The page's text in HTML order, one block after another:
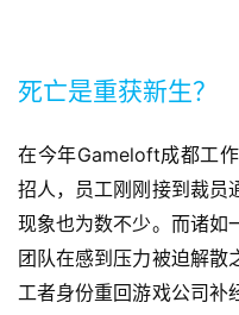
单
游
戏
休
闲
游
死亡是重获新生？
在今年Gameloft成都工
招人，员工刚刚接到裁员
现象也为数不少。而诸如
团队在感到压力被迫解散
工者身份重回游戏公司补